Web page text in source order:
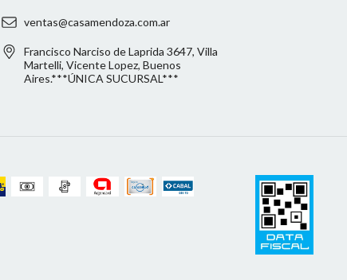
ventas@casamendoza.com.ar
Francisco Narciso de Laprida 3647, Villa
Martelli, Vicente Lopez, Buenos
Aires.***ÚNICA SUCURSAL***